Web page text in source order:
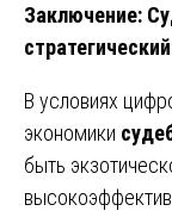
Заключение:
В условиях
экономики
быть